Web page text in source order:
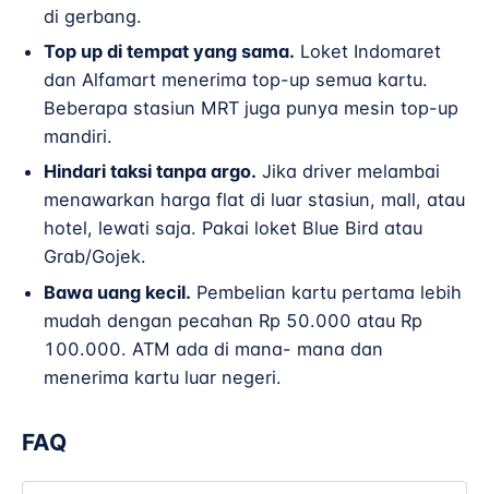
di gerbang.
Top up di tempat yang sama. Loket Indomaret
dan Alfamart menerima top-up semua kartu.
Beberapa stasiun MRT juga punya mesin top-up
mandiri.
Hindari taksi tanpa argo. Jika driver melambai
menawarkan harga flat di luar stasiun, mall, atau
hotel, lewati saja. Pakai loket Blue Bird atau
Grab/Gojek.
Bawa uang kecil. Pembelian kartu pertama lebih
mudah dengan pecahan Rp 50.000 atau Rp
100.000. ATM ada di mana- mana dan
menerima kartu luar negeri.
FAQ